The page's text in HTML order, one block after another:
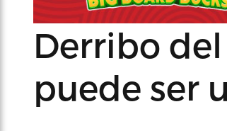
Derribo
puede ser